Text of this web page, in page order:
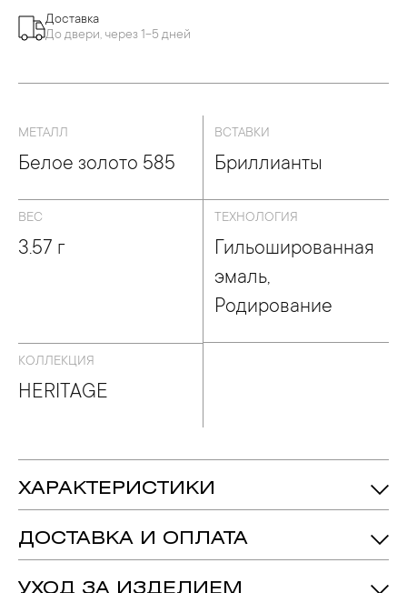
Доставка
До двери, через 1-5 дней
МЕТАЛЛ
Белое золото 585
ВСТАВКИ
Бриллианты
ВЕС
3.57 г
ТЕХНОЛОГИЯ
Гильошированная
эмаль,
Родирование
КОЛЛЕКЦИЯ
HERITAGE
ХАРАКТЕРИСТИКИ
Вставка: Бриллиант - Количество: 3,
подробнее
ДОСТАВКА И ОПЛАТА
УХОД ЗА ИЗДЕЛИЕМ